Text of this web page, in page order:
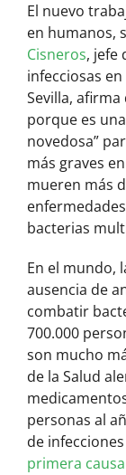
El nuevo
en humanos,
Cisneros, jefe
infecciosas
Sevilla,
porque es
novedosa”
más graves
mueren más
bacterias
En el mundo,
ausencia de
combatir
700.000
son mucho
de la Salud
personas al
de
primera